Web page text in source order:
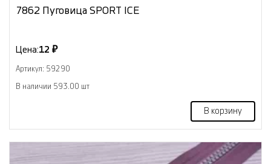
7862 Пуговица SPORT ICE
Цена:12 ₽
Артикул: 59290
В наличии 593.00 шт
В корзину